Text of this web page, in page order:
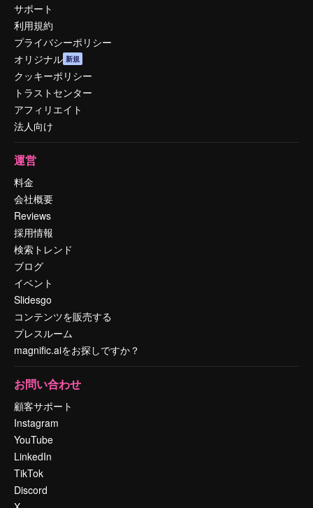
サポート
利用規約
プライバシーポリシー
オリジナル 新規
クッキーポリシー
トラストセンター
アフィリエイト
法人向け
運営
料金
会社概要
Reviews
採用情報
検索トレンド
ブログ
イベント
Slidesgo
コンテンツを販売する
プレスルーム
magnific.aiをお探しですか？
お問い合わせ
顧客サポート
Instagram
YouTube
LinkedIn
TikTok
Discord